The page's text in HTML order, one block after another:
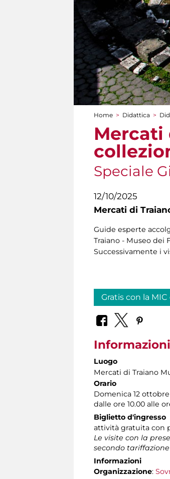
Tu sei qui
Home > Didattica >
Mercati
Speciale
12/10/2025
Mercati di
Guide esperte
Traiano - Museo dei
Successivamente i
Gratis con la MIC
Informazioni
Luogo
Mercati di Traiano
Orario
Domenica 12 ottobre
dalle ore 10.00 alle
Biglietto d'ingresso
attività gratuita con
Le visite con la
secondo
Informazioni
Organizzazione: